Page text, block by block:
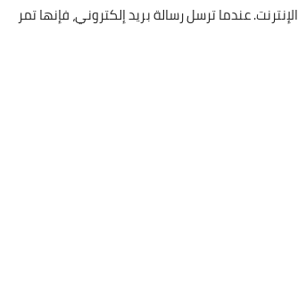
عندما ترسل رسالة بريد إلكتروني، فإنها تمر